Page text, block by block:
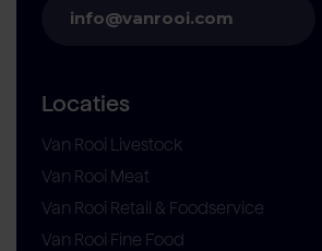
info@vanrooi.com
Locaties
Van Rooi Livestock
Van Rooi Meat
Van Rooi Retail & Foodservice
Van Rooi Fine Food